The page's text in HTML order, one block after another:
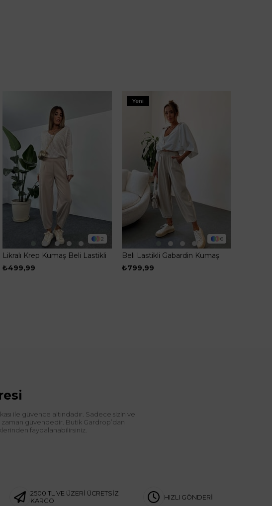
2
Likralı Krep Kumaş Beli Lastikli
Pens Detay Şalvar Pantolon
₺499,99
6
Beli Lastikli Gabardin Kumaş
Şalvar Pantolon Taş
₺799,99
Yeni
ile güvence altındadır. Sadece sizin ve
zaman güvendedir. Butik Gardrop’dan
faydalanabilirsiniz.
2500 TL VE ÜZERİ ÜCRETSİZ
KARGO
HIZLI GÖNDERİ